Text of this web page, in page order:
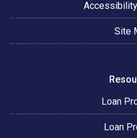
Site
Loan
Loan